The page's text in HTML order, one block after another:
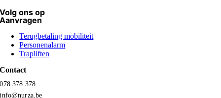
Volg ons op
Aanvragen
Terugbetaling mobiliteit
Personenalarm
Trapliften
Contact
078 378 378
info@nurza.be